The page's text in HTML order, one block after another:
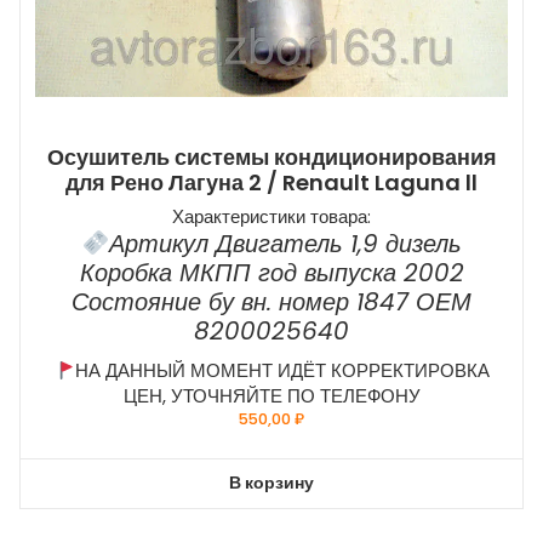
Осушитель системы кондиционирования
для Рено Лагуна 2 / Renault Laguna ll
Характеристики товара:
Артикул Двигатель 1,9 дизель
Коробка МКПП год выпуска 2002
Состояние бу вн. номер 1847 ОЕМ
8200025640
НА ДАННЫЙ МОМЕНТ ИДЁТ КОРРЕКТИРОВКА
ЦЕН, УТОЧНЯЙТЕ ПО ТЕЛЕФОНУ
550,00₽
В корзину